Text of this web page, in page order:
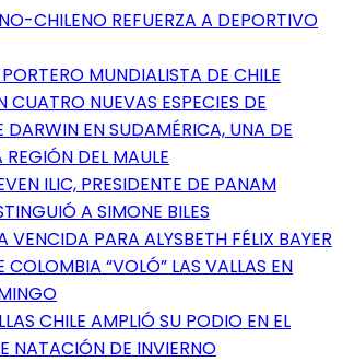
CHILENO REFUERZA A DEPORTIVO
MUNDIALISTA DE CHILE
CUATRO NUEVAS ESPECIES DE
DARWIN EN SUDAMÉRICA, UNA DE
REGIÓN DEL MAULE
ILIC, PRESIDENTE DE PANAM
A SIMONE BILES
VENCIDA PARA ALYSBETH FÉLIX BAYER
COLOMBIA “VOLÓ” LAS VALLAS EN
CHILE AMPLIÓ SU PODIO EN EL
NATACIÓN DE INVIERNO